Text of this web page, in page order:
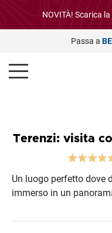
NOVITÀ! Scarica
Passa a
Terenzi: visita
Un luogo perfetto dove
immerso in un